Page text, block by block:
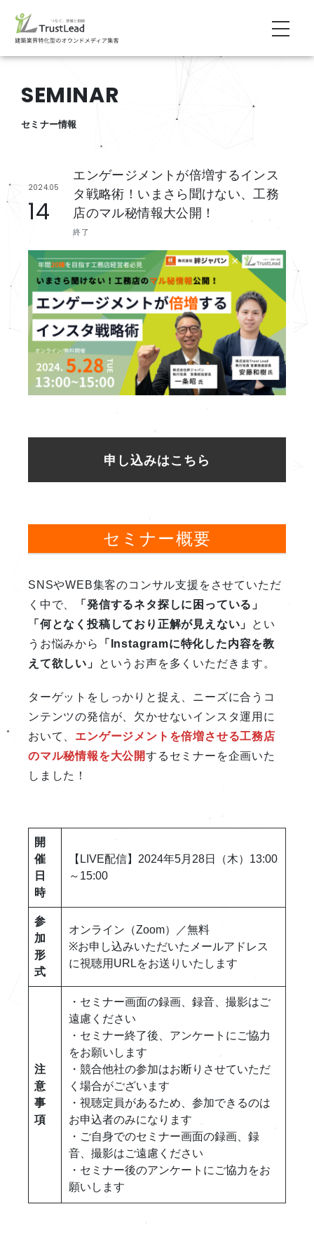
SEMINAR
セミナー情報
2024.05
14
エンゲージメントが倍増するインス
タ戦略術！いまさら聞けない、工務
店のマル秘情報大公開！
終了
申し込みはこちら
セミナー概要
SNSやWEB集客のコンサル支援をさせていただ
く中で、
「発信するネタ探しに困っている」
「何となく投稿しており正解が見えない」
とい
うお悩みから
「Instagramに特化した内容を教
えて欲しい」
というお声を多くいただきます。
ターゲットをしっかりと捉え、ニーズに合うコ
ンテンツの発信が、欠かせないインスタ運用に
おいて、 エンゲージメントを倍増させる工務店
のマル秘情報を大公開するセミナーを企画いた
しました！
開
催
日
時
【LIVE配信】2024年5月28日（木）13:00
～15:00
参
加
形
式
オンライン（Zoom）／無料
※お申し込みいただいたメールアドレス
に視聴用URLをお送りいたします
注
意
事
項
・セミナー画面の録画、録音、撮影はご
遠慮ください
・セミナー終了後、アンケートにご協力
をお願いします
・競合他社の参加はお断りさせていただ
く場合がございます
・視聴定員があるため、参加できるのは
お申込者のみになります
・ご自身でのセミナー画面の録画、録
音、撮影はご遠慮ください
・セミナー後のアンケートにご協力をお
願いします